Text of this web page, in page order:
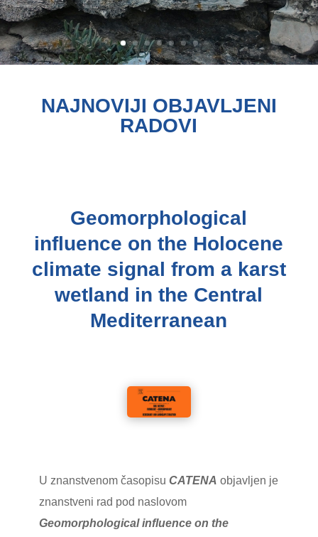
NAJNOVIJI OBJAVLJENI
RADOVI
Geomorphological
influence on the Holocene
climate signal from a karst
wetland in the Central
Mediterranean
U znanstvenom časopisu CATENA objavljen je
znanstveni rad pod naslovom
Geomorphological influence on the